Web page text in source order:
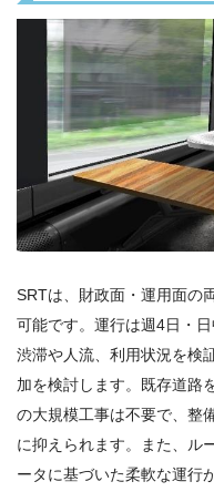
SRTは、財政面・運用面の
可能です。運行は週4日・
渋滞や人流、利用状況を検
加を検討します。既存道路
の大規模工事は不要で、整
に抑えられます。また、ル
ータに基づいた柔軟な運行